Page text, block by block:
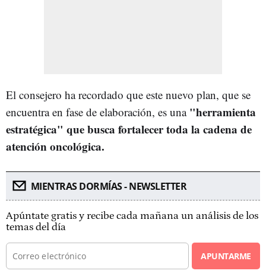
El consejero ha recordado que este nuevo plan, que se
encuentra en fase de elaboración, es una "herramienta
estratégica" que busca fortalecer toda la cadena de
atención oncológica.
MIENTRAS DORMÍAS - NEWSLETTER
Apúntate gratis y recibe cada mañana un análisis de los
temas del día
APUNTARME